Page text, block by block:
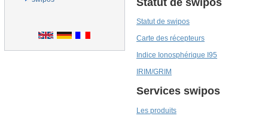
Statut de swipos
Carte des récepteurs
Indice Ionosphérique I95
IRIM/GRIM
Services swipos
Les produits